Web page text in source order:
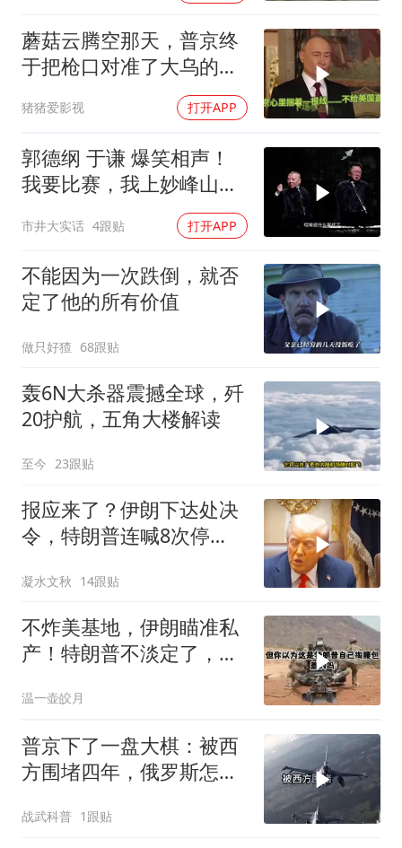
蘑菇云腾空那天，普京终
于把枪口对准了大乌的军
猪猪爱影视 打开APP
郭德纲 于谦 爆笑相声！
我要比赛，我上妙峰山干
嘛去？你去拜一拜冠军老
祖庙
市井大实话 4跟贴 打开APP
不能因为一次跌倒，就否
定了他的所有价值
做只好猹 68跟贴
轰6N大杀器震撼全球，歼
20护航，五角大楼解读
至今 23跟贴
报应来了？伊朗下达处决
令，特朗普连喊8次停
凝水文秋 14跟贴
不炸美基地，伊朗瞄准私
产！特朗普不淡定了，被
温一壶皎月
普京下了一盘大棋：被西
方围堵四年，俄罗斯怎么
战武科普 1跟贴